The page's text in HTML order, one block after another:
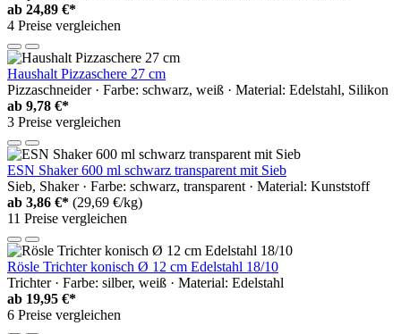
ab 24,89 €*
4 Preise vergleichen
Haushalt Pizzaschere 27 cm
Pizzaschneider · Farbe: schwarz, weiß · Material: Edelstahl, Silikon
ab 9,78 €*
3 Preise vergleichen
ESN Shaker 600 ml schwarz transparent mit Sieb
Sieb, Shaker · Farbe: schwarz, transparent · Material: Kunststoff
ab 3,86 €* (29,69 €/kg)
11 Preise vergleichen
Rösle Trichter konisch Ø 12 cm Edelstahl 18/10
Trichter · Farbe: silber, weiß · Material: Edelstahl
ab 19,95 €*
6 Preise vergleichen